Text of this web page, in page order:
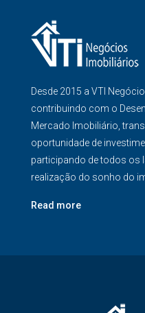
Desde 2015 a VTI
contribuindo com o
Mercado Imobiliário,
oportunidade de
participando de todos os
realização do sonho do
Read more